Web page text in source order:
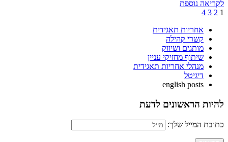
לקריאה נוספת
1
2
3
4
אחריות תאגידית
קשרי קהילה
מותגים ושיווק
שיתוף מחזיקי עניין
מנהלי אחריות תאגידית
דיגיטל
english posts
להיות הראשונים לדעת
כתובת המייל שלך: